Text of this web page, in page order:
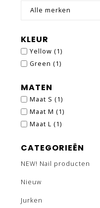
Alle merken
KLEUR
Yellow (1)
Green (1)
MATEN
Maat S (1)
Maat M (1)
Maat L (1)
CATEGORIEËN
NEW! Nail producten
Nieuw
Jurken